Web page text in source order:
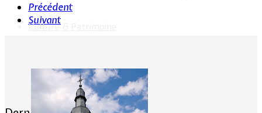
Culture & Patrimoine
Précédent
Suivant